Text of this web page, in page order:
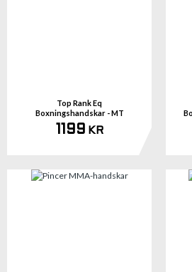
Top Rank Eq
Boxningshandskar - MT
1199 KR